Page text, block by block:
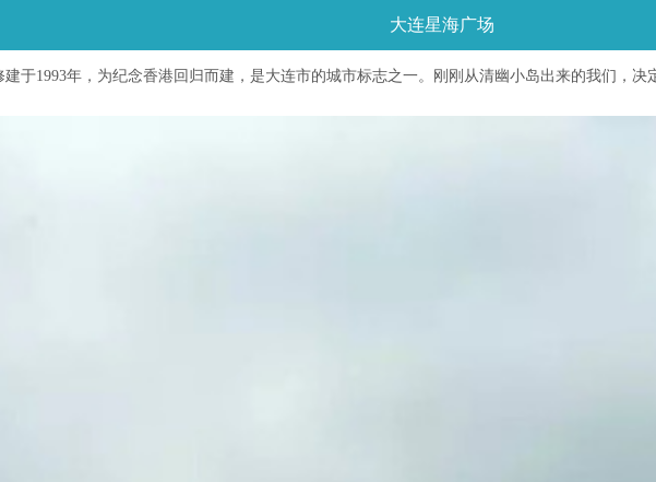
大连星海广场
于1993年，为纪念香港回归而建，是大连市的城市标志之一。刚刚从清幽小岛出来的我们，